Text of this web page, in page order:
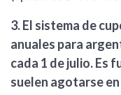
3. El sistema de
anuales para
cada 1 de julio. Es
suelen agotarse